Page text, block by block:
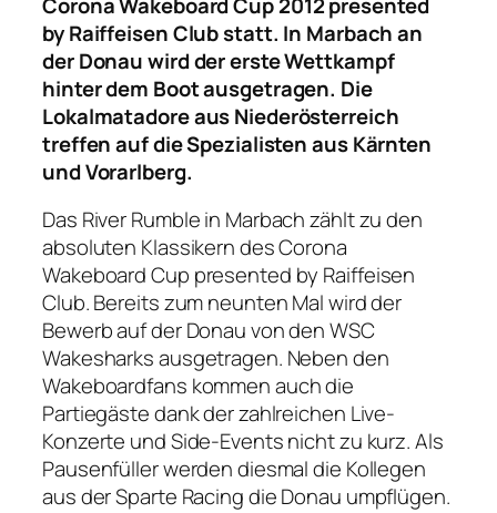
by Raiffeisen Club statt. In Marbach an
der Donau wird der erste Wettkampf
hinter dem Boot ausgetragen. Die
Lokalmatadore aus Niederösterreich
treffen auf die Spezialisten aus Kärnten
und Vorarlberg.
Das River Rumble in Marbach zählt zu den
absoluten Klassikern des Corona
Wakeboard Cup presented by Raiffeisen
Club. Bereits zum neunten Mal wird der
Bewerb auf der Donau von den WSC
Wakesharks ausgetragen. Neben den
Wakeboardfans kommen auch die
Partiegäste dank der zahlreichen Live-
Konzerte und Side-Events nicht zu kurz. Als
Pausenfüller werden diesmal die Kollegen
aus der Sparte Racing die Donau umpflügen.